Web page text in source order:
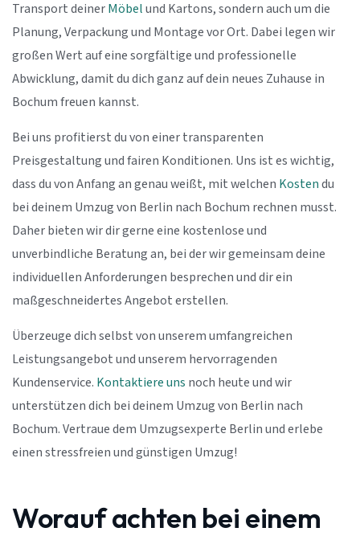
Transport deinerMöbelund Kartons, sondern auch um die
Planung, Verpackung und Montage vor Ort. Dabei legen wir
großen Wert auf eine sorgfältige und professionelle
Abwicklung, damit du dich ganz auf dein neues Zuhause in
Bochum freuen kannst.
Bei uns profitierst du von einer transparenten
Preisgestaltung und fairen Konditionen. Uns ist es wichtig,
dass du von Anfang an genau weißt, mit welchen Kostendu
bei deinem Umzug von Berlin nach Bochum rechnen musst.
Daher bieten wir dir gerne eine kostenlose und
unverbindliche Beratung an, bei der wir gemeinsam deine
individuellen Anforderungen besprechen und dir ein
maßgeschneidertes Angebot erstellen.
Überzeuge dich selbst von unserem umfangreichen
Leistungsangebot und unserem hervorragenden
Kundenservice. Kontaktiere uns noch heute und wir
unterstützen dich bei deinem Umzug von Berlin nach
Bochum. Vertraue dem Umzugsexperte Berlin und erlebe
einen stressfreien und günstigen Umzug!
Worauf achten bei einem